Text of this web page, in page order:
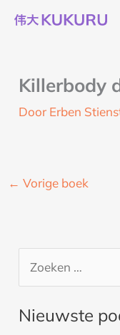
naar
Killerbody
Door Erben
← Vorige boek
e
Nieuwste